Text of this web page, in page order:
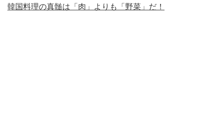
韓国料理の真髄は「肉」よりも「野菜」だ！